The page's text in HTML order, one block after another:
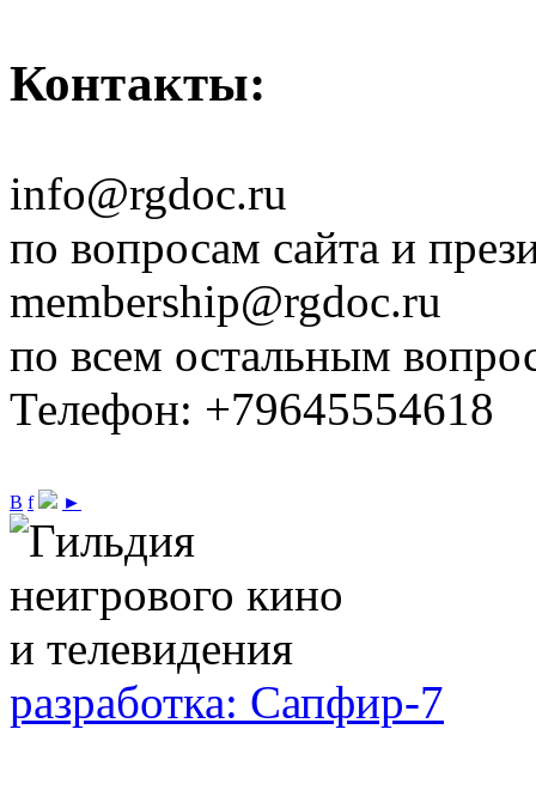
Контакты:
info@rgdoc.ru
по вопросам сайта и
membership@rgdoc.ru
по всем остальным
Телефон: +79645554618
В f ►
разработка: Сапфир-7